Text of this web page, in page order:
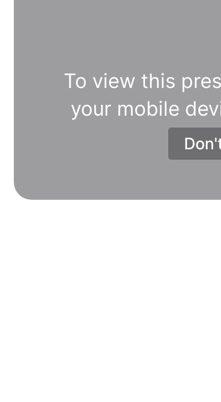
To view this
your mobile